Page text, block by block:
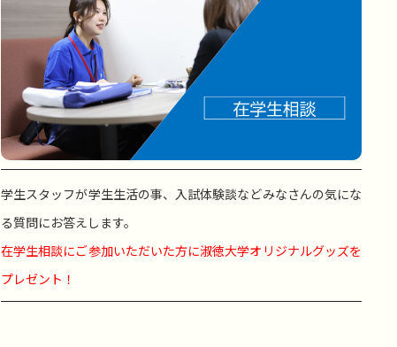
学生スタッフが学生生活の事、入試体験談などみなさんの気にな
る質問にお答えします。
在学生相談にご参加いただいた方に淑徳大学オリジナルグッズを
プレゼント！